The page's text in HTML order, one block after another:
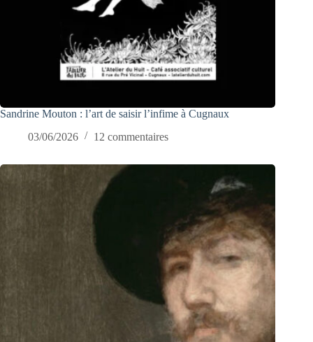
Sandrine Mouton : l’art de saisir l’infime à Cugnaux
03/06/2026
12 commentaires